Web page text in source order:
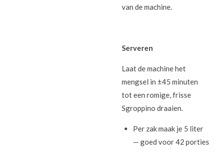
van de machine.
Serveren
Laat de machine het
mengsel in ±45 minuten
tot een romige, frisse
Sgroppino draaien.
Per zak maak je 5 liter
— goed voor 42 porties